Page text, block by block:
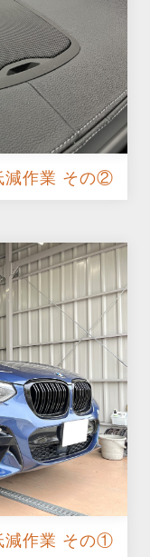
減作業 その②
減作業 その①